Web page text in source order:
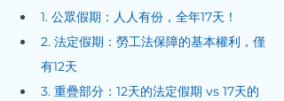
1. 公眾假期：人人有份，全年17天！
2. 法定假期：勞工法保障的基本權利，僅
有12天
3. 重疊部分：12天的法定假期 vs 17天的